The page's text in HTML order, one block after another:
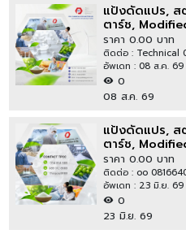
แป้งดัดแปร,
ตาร์ช,
แป้งโมดิฟายด์
ราคา 0.00 บาท
ติดต่อ : Technical
อัพเดท : 08 ส.ค. 69
0
08 ส.ค. 69
แป้งดัดแปร,
ตาร์ช,
แป้งโมดิฟายด์
ราคา 0.00 บาท
ติดต่อ : oo
อัพเดท : 23 มิ.ย. 69
0
23 มิ.ย. 69